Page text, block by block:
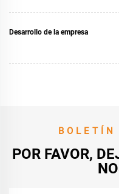
Desarrollo de la empresa
POR FAVOR,